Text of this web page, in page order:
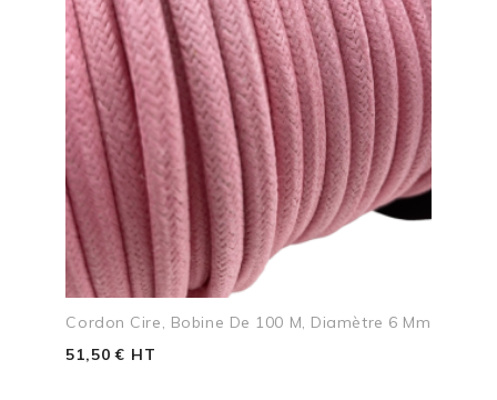
Cordon Cire, Bobine De 100 M, Diamètre 6 Mm
51,50 € HT